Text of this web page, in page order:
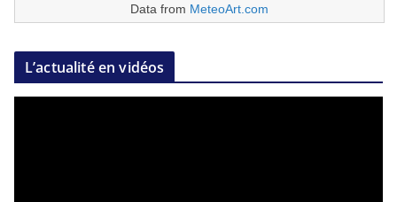
Data from MeteoArt.com
L’actualité en vidéos